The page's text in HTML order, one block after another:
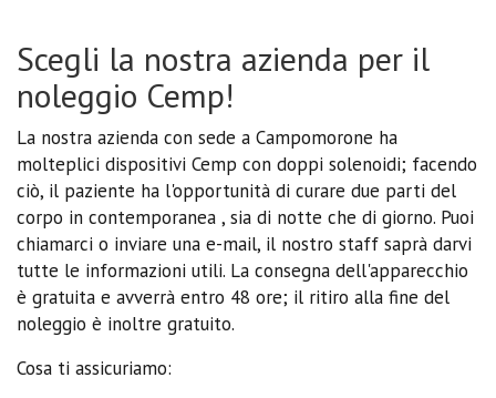
Scegli la nostra azienda per il
noleggio Cemp!
La nostra azienda con sede a Campomorone ha
molteplici dispositivi Cemp con doppi solenoidi; facendo
ciò, il paziente ha l'opportunità di curare due parti del
corpo in contemporanea , sia di notte che di giorno. Puoi
chiamarci o inviare una e-mail, il nostro staff saprà darvi
tutte le informazioni utili. La consegna dell'apparecchio
è gratuita e avverrà entro 48 ore; il ritiro alla fine del
noleggio è inoltre gratuito.
Cosa ti assicuriamo: